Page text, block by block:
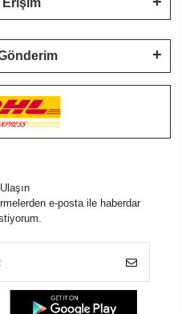
Erişim
e-posta ile haberdar